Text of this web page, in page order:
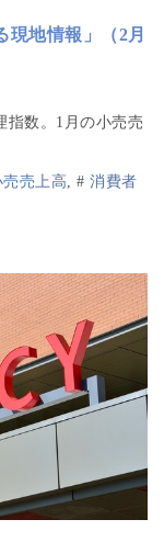
現地情報」（2月
指数。1月の小売売
売売上高, # 消費者